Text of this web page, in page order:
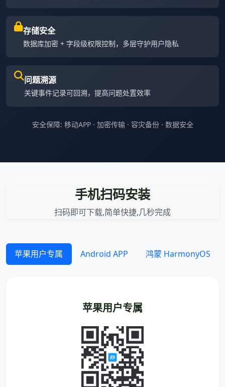
存储安全
数据库加密 + 字段级权限控制，多层守护用户隐私
问题溯源
关键事件记录可回溯，提高问题处置效率
安全保障: 移动APP · 加密传输 · 容灾备份 · 数据安全
手机扫码安装
扫码即可下载,简单快捷,几秒完成
苹果用户专属 Android APP 鸿蒙 HarmonyOS
苹果用户专属